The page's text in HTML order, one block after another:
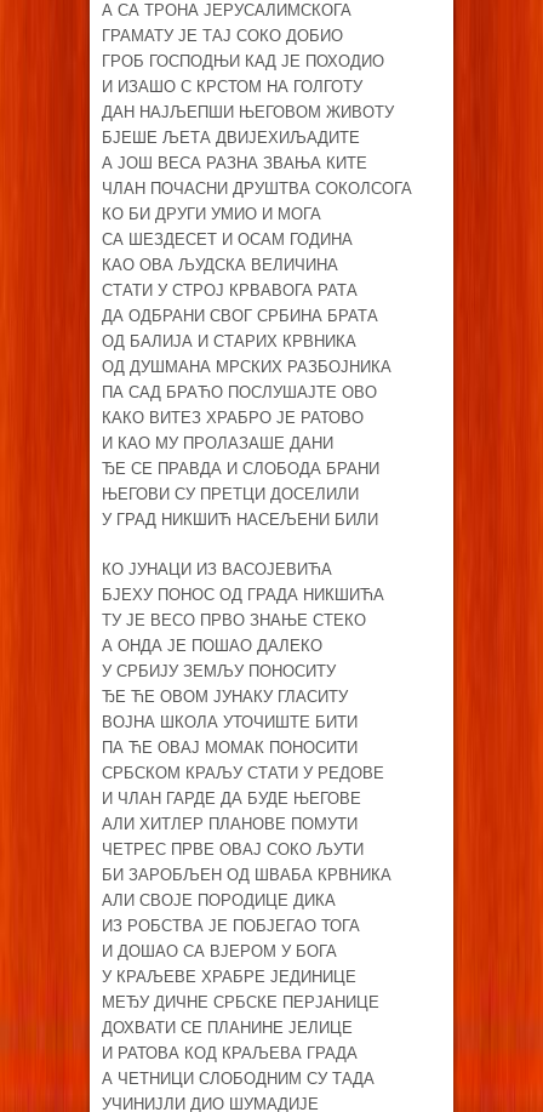
А СА ТРОНА ЈЕРУСАЛИМСКОГА
ГРАМАТУ ЈЕ ТАЈ СОКО ДОБИО
ГРОБ ГОСПОДЊИ КАД ЈЕ ПОХОДИО
И ИЗАШО С КРСТОМ НА ГОЛГОТУ
ДАН НАЈЉЕПШИ ЊЕГОВОМ ЖИВОТУ
БЈЕШЕ ЉЕТА ДВИЈЕХИЉАДИТЕ
А ЈОШ ВЕСА РАЗНА ЗВАЊА КИТЕ
ЧЛАН ПОЧАСНИ ДРУШТВА СОКОЛСОГА
КО БИ ДРУГИ УМИО И МОГА
СА ШЕЗДЕСЕТ И ОСАМ ГОДИНА
КАО ОВА ЉУДСКА ВЕЛИЧИНА
СТАТИ У СТРОЈ КРВАВОГА РАТА
ДА ОДБРАНИ СВОГ СРБИНА БРАТА
ОД БАЛИЈА И СТАРИХ КРВНИКА
ОД ДУШМАНА МРСКИХ РАЗБОЈНИКА
ПА САД БРАЋО ПОСЛУШАЈТЕ ОВО
КАКО ВИТЕЗ ХРАБРО ЈЕ РАТОВО
И КАО МУ ПРОЛАЗАШЕ ДАНИ
ЂЕ СЕ ПРАВДА И СЛОБОДА БРАНИ
ЊЕГОВИ СУ ПРЕТЦИ ДОСЕЛИЛИ
У ГРАД НИКШИЋ НАСЕЉЕНИ БИЛИ
КО ЈУНАЦИ ИЗ ВАСОЈЕВИЋА
БЈЕХУ ПОНОС ОД ГРАДА НИКШИЋА
ТУ ЈЕ ВЕСО ПРВО ЗНАЊЕ СТЕКО
А ОНДА ЈЕ ПОШАО ДАЛЕКО
У СРБИЈУ ЗЕМЉУ ПОНОСИТУ
ЂЕ ЋЕ ОВОМ ЈУНАКУ ГЛАСИТУ
ВОЈНА ШКОЛА УТОЧИШТЕ БИТИ
ПА ЋЕ ОВАЈ МОМАК ПОНОСИТИ
СРБСКОМ КРАЉУ СТАТИ У РЕДОВЕ
И ЧЛАН ГАРДЕ ДА БУДЕ ЊЕГОВЕ
АЛИ ХИТЛЕР ПЛАНОВЕ ПОМУТИ
ЧЕТРЕС ПРВЕ ОВАЈ СОКО ЉУТИ
БИ ЗАРОБЉЕН ОД ШВАБА КРВНИКА
АЛИ СВОЈЕ ПОРОДИЦЕ ДИКА
ИЗ РОБСТВА ЈЕ ПОБЈЕГАО ТОГА
И ДОШАО СА ВЈЕРОМ У БОГА
У КРАЉЕВЕ ХРАБРЕ ЈЕДИНИЦЕ
МЕЂУ ДИЧНЕ СРБСКЕ ПЕРЈАНИЦЕ
ДОХВАТИ СЕ ПЛАНИНЕ ЈЕЛИЦЕ
И РАТОВА КОД КРАЉЕВА ГРАДА
А ЧЕТНИЦИ СЛОБОДНИМ СУ ТАДА
УЧИНИЈЛИ ДИО ШУМАДИЈЕ